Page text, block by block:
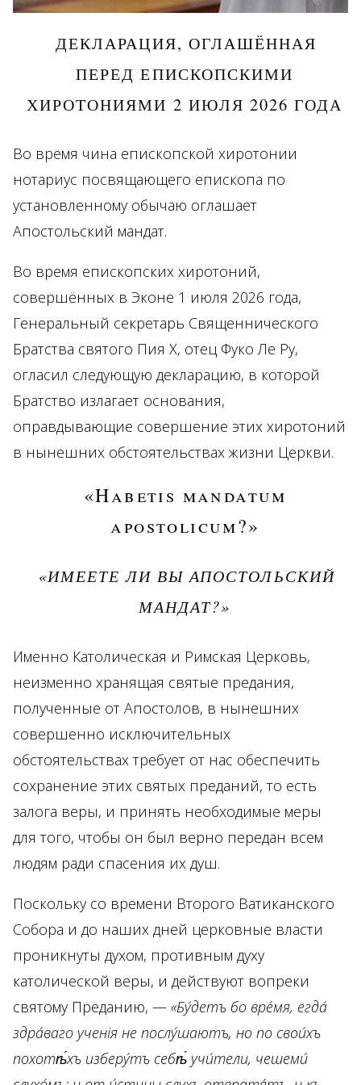
ДЕКЛАРАЦИЯ, ОГЛАШЁННАЯ
ПЕРЕД ЕПИСКОПСКИМИ
ХИРОТОНИЯМИ 2 ИЮЛЯ 2026 ГОДА
Во время чина епископской хиротонии
нотариус посвящающего епископа по
установленному обычаю оглашает
Апостольский мандат.
Во время епископских хиротоний,
совершённых в Эконе 1 июля 2026 года,
Генеральный секретарь Священнического
Братства святого Пия X, отец Фуко Ле Ру,
огласил следующую декларацию, в которой
Братство излагает основания,
оправдывающие совершение этих хиротоний
в нынешних обстоятельствах жизни Церкви.
«Habetis mandatum
apostolicum?»
«ИМЕЕТЕ ЛИ ВЫ АПОСТОЛЬСКИЙ
МАНДАТ?»
Именно Католическая и Римская Церковь,
неизменно хранящая святые предания,
полученные от Апостолов, в нынешних
совершенно исключительных
обстоятельствах требует от нас обеспечить
сохранение этих святых преданий, то есть
залога веры, и принять необходимые меры
для того, чтобы он был верно передан всем
людям ради спасения их душ.
Поскольку со времени Второго Ватиканского
Собора и до наших дней церковные власти
проникнуты духом, противным духу
католической веры, и действуют вопреки
святому Преданию, — «Бу́детъ бо вре́мя, егда́
здра́ваго ученія не послу́шаютъ, но по свои́хъ
похотѣ́хъ изберу́тъ себѣ́ учи́тели, чешеми́